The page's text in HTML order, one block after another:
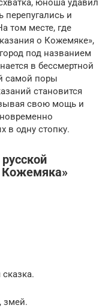
юноша удавил
перепугались и
том месте, где
о Кожемяке»,
под названием
в бессмертной
самой поры
становится
свою мощь и
в одну стопку.
Кожемяка»
змей.